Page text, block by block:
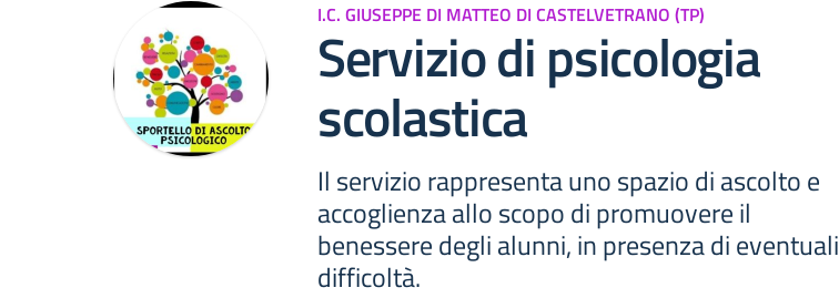
I.C. GIUSEPPE DI MATTEO DI CASTELVETRANO (TP)
Servizio di psicologia
scolastica
Il servizio rappresenta uno spazio di ascolto e
accoglienza allo scopo di promuovere il
benessere degli alunni, in presenza di eventuali
difficoltà.